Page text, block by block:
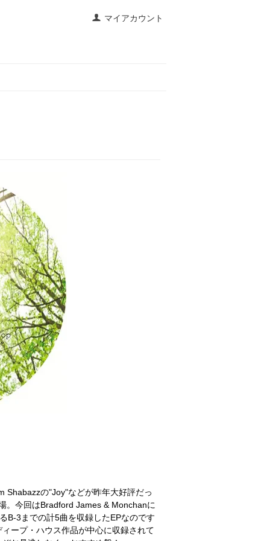
マイアカウント
Shabazzの"Joy"などが昨年大好評だっ
。今回はBradford James & Monchanに
B-3までの計5曲を収録したEPなのです
ープ・ハウス作品が中心に収録されて